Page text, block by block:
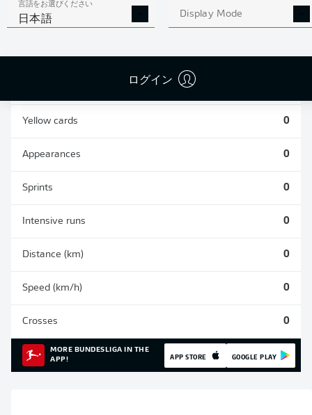
言語をお選びください
日本語 Display Mode
ログイン
AERIAL DUELS
WON
Yellow cards 0
Appearances 0
Sprints 0
Intensive runs 0
Distance (km) 0
Speed (km/h) 0
Crosses 0
MORE BUNDESLIGA IN THE
APP!
APP STORE GOOGLE PLAY